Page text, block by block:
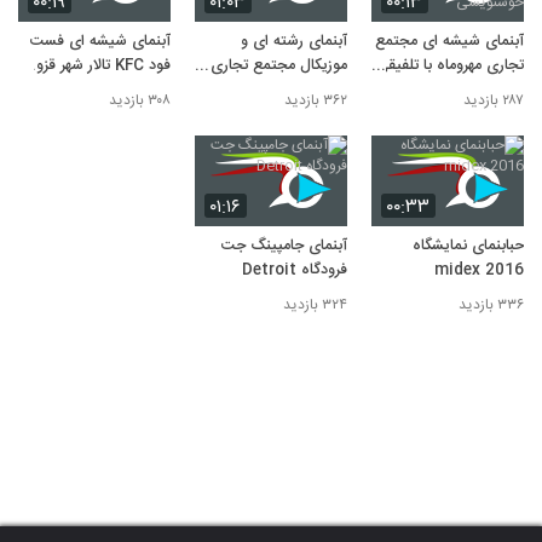
آبنمای شیشه ای مجتمع
تجاری مهروماه با تلفیقی
از عناصر طبیعت و
خوشنویسی
۲۸۷ بازدید
آبنمای رشته ای و
موزیکال مجتمع تجاری
البرز
۳۶۲ بازدید
آبنمای شیشه ای فست
۳۰۸ بازدید
۰۰:۳۳
حبابنمای نمایشگاه
midex 2016
۳۳۶ بازدید
۰۱:۱۶
آبنمای جامپینگ جت
فرودگاه Detroit
۳۲۴ بازدید